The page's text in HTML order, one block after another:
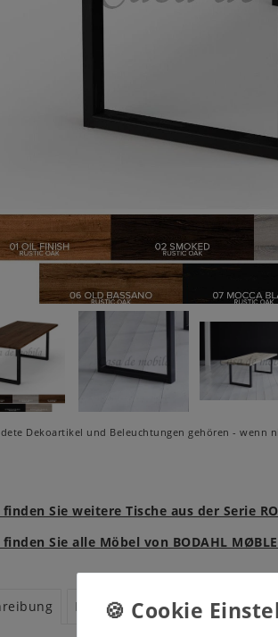
Dekoartikel und Beleuchtungen gehören - wenn
Sie weitere Tische aus der Serie
Sie alle Möbel von BODAHL
Pflegemittel/Zubehör